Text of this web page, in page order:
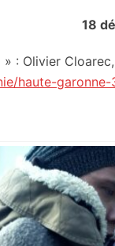
18
: Olivier
haute-garonne-